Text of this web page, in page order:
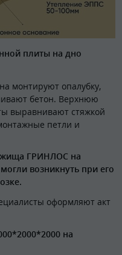
плиты на дно
монтируют опалубку,
бетон. Верхнюю
выравнивают стяжкой
петли и
ГРИНЛОС на
возникнуть при его
оформляют акт
на